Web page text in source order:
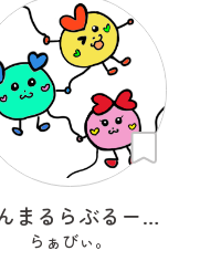
まんまるらぶるーん。
らぁびぃ。